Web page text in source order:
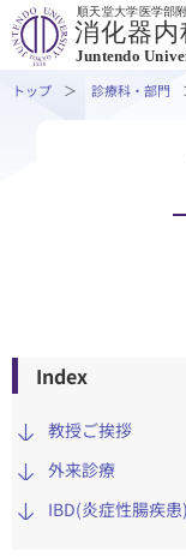
順天堂大学医学部
消化器内
Juntendo
トップ 診療科・部門
Index
教授ご挨拶
外来診療
IBD(炎症性腸疾